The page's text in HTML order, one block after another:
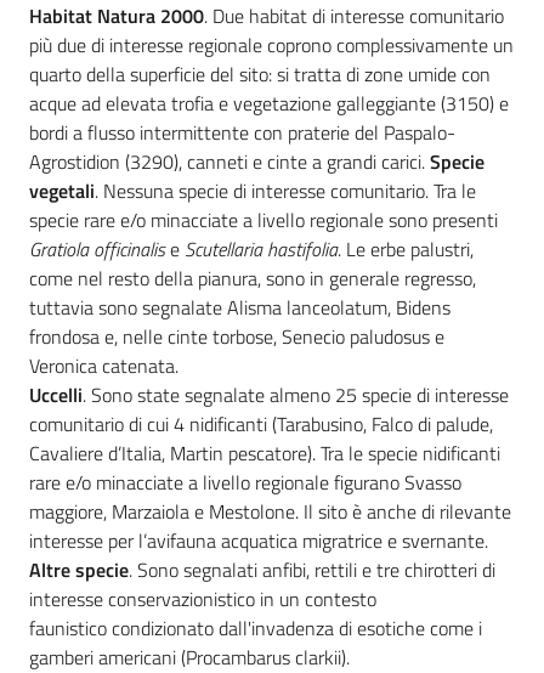
Habitat Natura 2000. Due habitat di interesse comunitario
più due di interesse regionale coprono complessivamente un
quarto della superficie del sito: si tratta di zone umide con
acque ad elevata trofia e vegetazione galleggiante (3150) e
bordi a flusso intermittente con praterie del Paspalo-
Agrostidion (3290), canneti e cinte a grandi carici.Specie
vegetali. Nessuna specie di interesse comunitario. Tra le
specie rare e/o minacciate a livello regionale sono presenti
Gratiola officinalise Scutellaria hastifolia. Le erbe palustri,
come nel resto della pianura, sono in generale regresso,
tuttavia sono segnalate Alisma lanceolatum, Bidens
frondosa e, nelle cinte torbose, Senecio paludosus e
Veronica catenata.
Uccelli. Sono state segnalate almeno 25 specie di interesse
comunitario di cui 4 nidificanti (Tarabusino, Falco di palude,
Cavaliere d’Italia, Martin pescatore). Tra le specie nidificanti
rare e/o minacciate a livello regionale figurano Svasso
maggiore, Marzaiola e Mestolone. Il sito è anche di rilevante
interesse per l’avifauna acquatica migratrice e svernante.
Altre specie. Sono segnalati anfibi, rettili e tre chirotteri di
interesse conservazionistico in un contesto
faunistico condizionato dall'invadenza di esotiche come i
gamberi americani (Procambarus clarkii).